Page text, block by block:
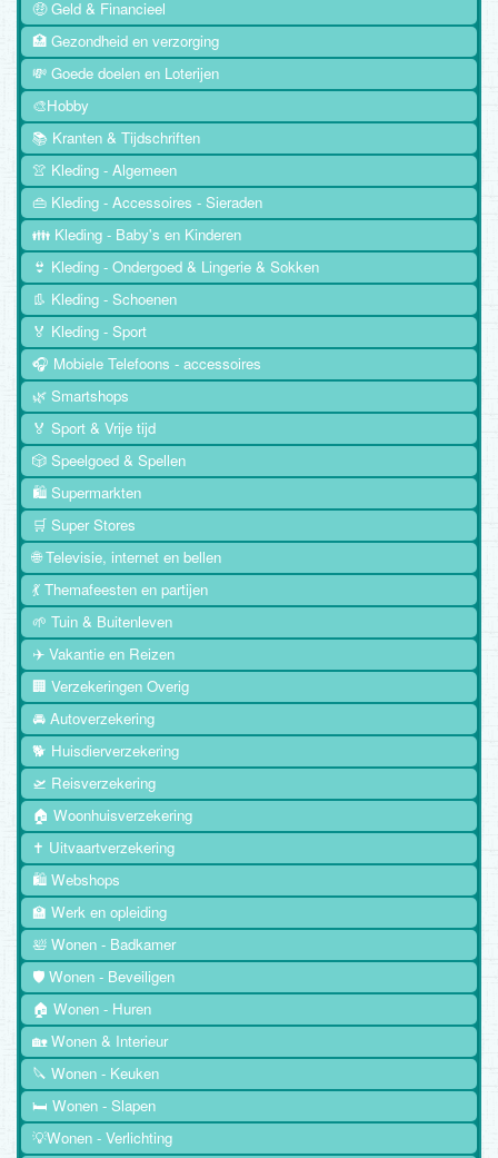
🤑 Geld & Financieel
🏥 Gezondheid en verzorging
💸 Goede doelen en Loterijen
🎨Hobby
📚 Kranten & Tijdschriften
👚 Kleding - Algemeen
👜 Kleding - Accessoires - Sieraden
👪 Kleding - Baby's en Kinderen
👙 Kleding - Ondergoed & Lingerie & Sokken
👢 Kleding - Schoenen
🏅 Kleding - Sport
🎧 Mobiele Telefoons - accessoires
🌿 Smartshops
🏅 Sport & Vrije tijd
🎲 Speelgoed & Spellen
🛍️ Supermarkten
🛒 Super Stores
🌐 Televisie, internet en bellen
💃 Themafeesten en partijen
🌱 Tuin & Buitenleven
✈️ Vakantie en Reizen
🏢 Verzekeringen Overig
🚘 Autoverzekering
🐕 Huisdierverzekering
🛫 Reisverzekering
🏠 Woonhuisverzekering
✝️ Uitvaartverzekering
🛍️ Webshops
🏫 Werk en opleiding
🛀 Wonen - Badkamer
🛡️ Wonen - Beveiligen
🏠 Wonen - Huren
🏡 Wonen & Interieur
🔪 Wonen - Keuken
🛏️ Wonen - Slapen
💡Wonen - Verlichting